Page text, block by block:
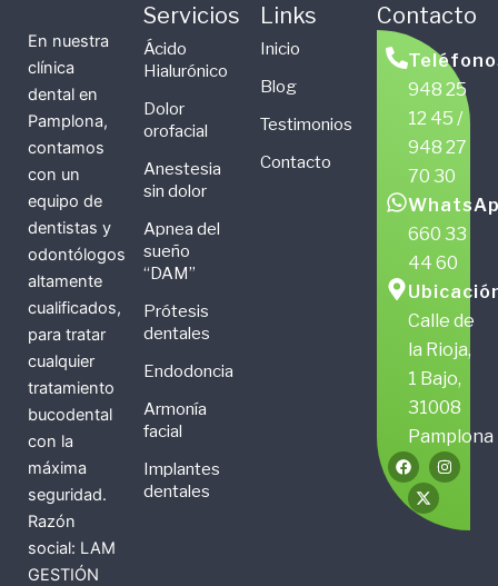
En nuestra
clínica
dental en
Pamplona,
contamos
con un
equipo de
dentistas y
odontólogos
altamente
cualificados,
para tratar
cualquier
tratamiento
bucodental
con la
máxima
seguridad.
Razón
social: LAM
GESTIÓN
Servicios
Ácido
Hialurónico
Dolor
orofacial
Anestesia
sin dolor
Apnea del
sueño
“DAM”
Prótesis
dentales
Endodoncia
Armonía
facial
Implantes
dentales
Links
Inicio
Blog
Testimonios
Contacto
Contacto
948 25
12 45 /
948 27
70 30
660 33
44 60
Calle de
la Rioja,
1 Bajo,
31008
Pamplona
F
a
c
e
I
n
s
g
X
t
w
i